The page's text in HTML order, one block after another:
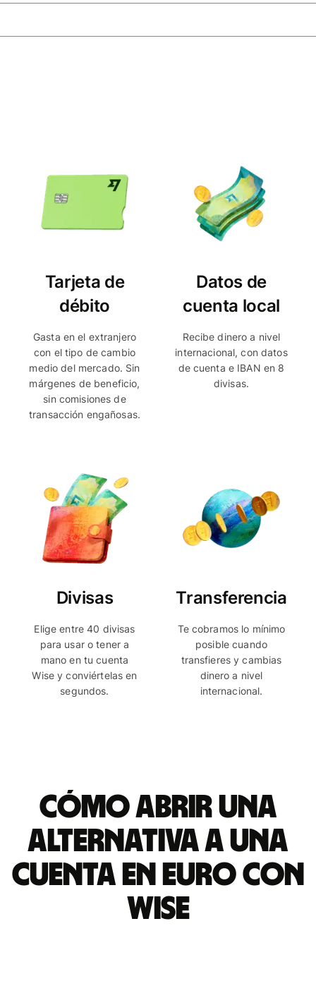
Tarjeta de
débito
Gasta en el extranjero
con el tipo de cambio
medio del mercado. Sin
márgenes de beneficio,
sin comisiones de
transacción engañosas.
Datos de
cuenta local
Recibe dinero a nivel
internacional, con datos
de cuenta e IBAN en 8
divisas.
Divisas
Elige entre 40 divisas
para usar o tener a
mano en tu cuenta
Wise y conviértelas en
segundos.
Transferencia
Te cobramos lo mínimo
posible cuando
transfieres y cambias
dinero a nivel
internacional.
Cómo abrir una
alternativa a una
cuenta en euro con
Wise